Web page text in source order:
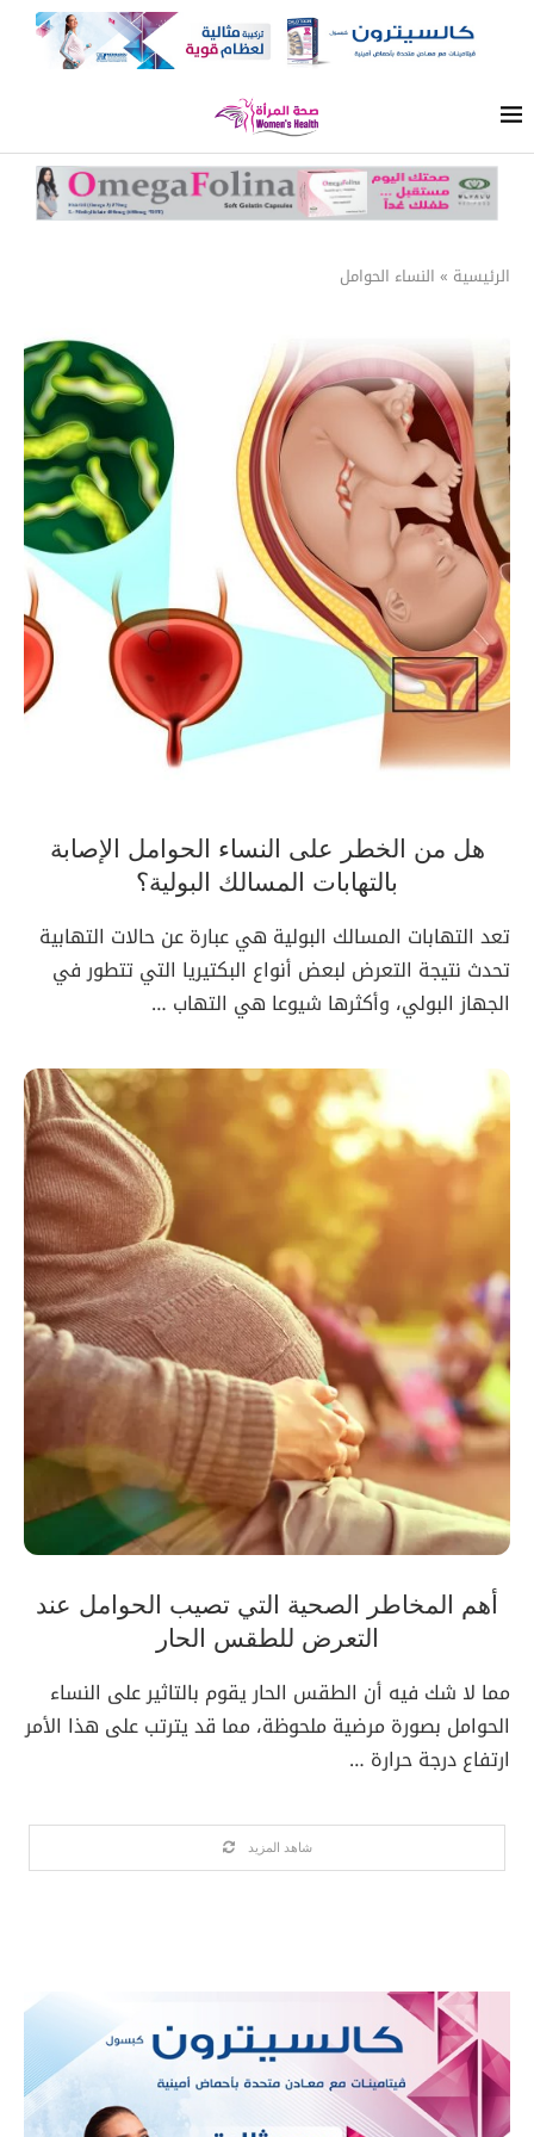
الرئيسية » النساء الحوامل
هل من الخطر على النساء الحوامل الإصابة
بالتهابات المسالك البولية؟
تعد التهابات المسالك البولية هي عبارة عن حالات التهابية
تحدث نتيجة التعرض لبعض أنواع البكتيريا التي تتطور في
الجهاز البولي، وأكثرها شيوعا هي التهاب …
أهم المخاطر الصحية التي تصيب الحوامل عند
التعرض للطقس الحار
مما لا شك فيه أن الطقس الحار يقوم بالتاثير على النساء
الحوامل بصورة مرضية ملحوظة، مما قد يترتب على هذا الأمر
ارتفاع درجة حرارة …
شاهد المزيد